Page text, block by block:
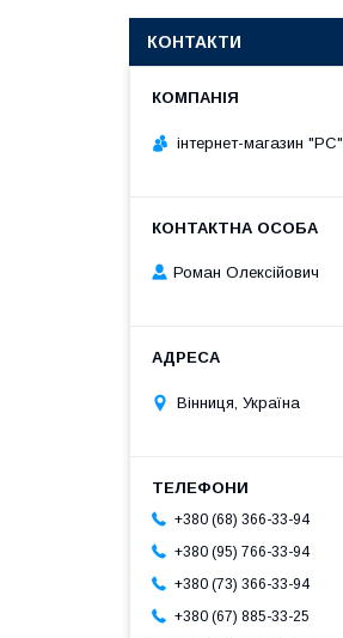
КОНТАКТИ
інтернет-магазин "РС"
Роман Олексійович
Вінниця, Україна
+380 (68) 366-33-94
+380 (95) 766-33-94
+380 (73) 366-33-94
+380 (67) 885-33-25